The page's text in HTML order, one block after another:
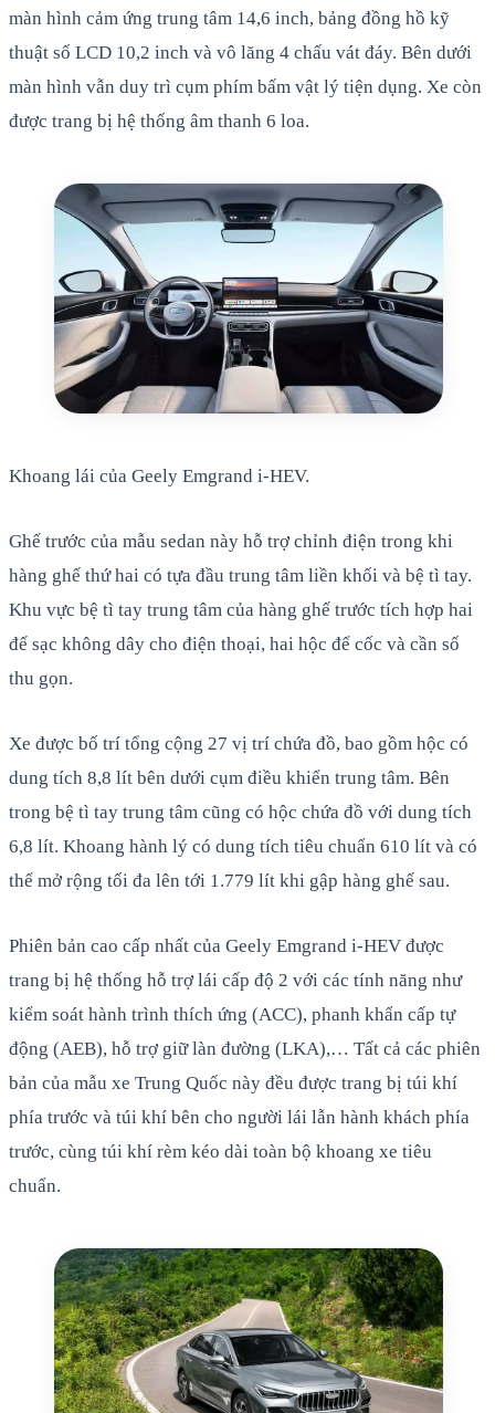
màn hình cảm ứng trung tâm 14,6 inch, bảng đồng hồ kỹ
thuật số LCD 10,2 inch và vô lăng 4 chấu vát đáy. Bên dưới
màn hình vẫn duy trì cụm phím bấm vật lý tiện dụng. Xe còn
được trang bị hệ thống âm thanh 6 loa.
Khoang lái của Geely Emgrand i-HEV.
Ghế trước của mẫu sedan này hỗ trợ chỉnh điện trong khi
hàng ghế thứ hai có tựa đầu trung tâm liền khối và bệ tì tay.
Khu vực bệ tì tay trung tâm của hàng ghế trước tích hợp hai
đế sạc không dây cho điện thoại, hai hộc để cốc và cần số
thu gọn.
Xe được bố trí tổng cộng 27 vị trí chứa đồ, bao gồm hộc có
dung tích 8,8 lít bên dưới cụm điều khiển trung tâm. Bên
trong bệ tì tay trung tâm cũng có hộc chứa đồ với dung tích
6,8 lít. Khoang hành lý có dung tích tiêu chuẩn 610 lít và có
thể mở rộng tối đa lên tới 1.779 lít khi gập hàng ghế sau.
Phiên bản cao cấp nhất của Geely Emgrand i-HEV được
trang bị hệ thống hỗ trợ lái cấp độ 2 với các tính năng như
kiểm soát hành trình thích ứng (ACC), phanh khẩn cấp tự
động (AEB), hỗ trợ giữ làn đường (LKA),… Tất cả các phiên
bản của mẫu xe Trung Quốc này đều được trang bị túi khí
phía trước và túi khí bên cho người lái lẫn hành khách phía
trước, cùng túi khí rèm kéo dài toàn bộ khoang xe tiêu
chuẩn.